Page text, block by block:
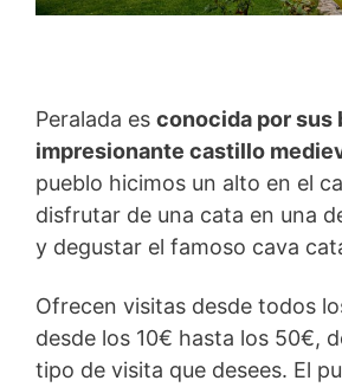
Peralada es conocida por sus
impresionante castillo
pueblo hicimos un alto en el
disfrutar de una cata en una
y degustar el famoso cava
Ofrecen visitas desde todos
desde los 10€ hasta los 50€,
tipo de visita que desees. El